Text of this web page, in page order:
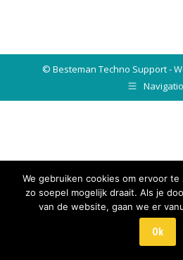
© Besteman Techno Support -
We gebruiken cookies om ervoor
zo soepel mogelijk draait. Als je
van de website, gaan we er
Ok